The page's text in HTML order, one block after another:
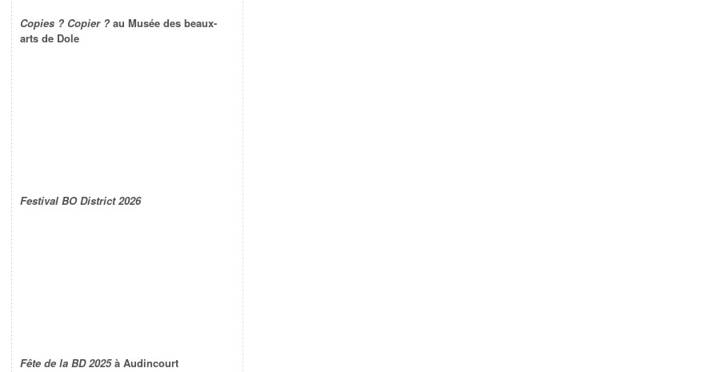
Copies ? Copier ? au Musée des beaux-
arts de Dole
Festival BO District 2026
Fête de la BD 2025à Audincourt